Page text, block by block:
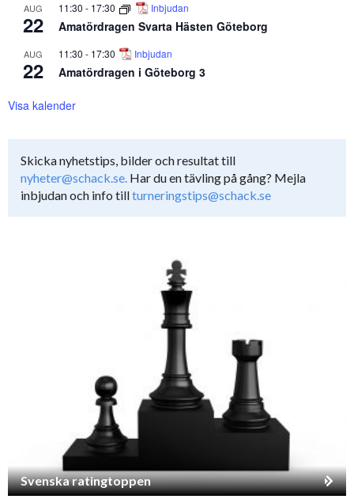
AUG
22
11:30 - 17:30 Inbjudan
Amatördragen Svarta Hästen Göteborg
AUG
22
11:30 - 17:30 Inbjudan
Amatördragen i Göteborg 3
Visa kalender
Skicka nyhetstips, bilder och resultat till
nyheter@schack.se. Har du en tävling på gång? Mejla
inbjudan och info tillturneringstips@schack.se
Svenska ratingtoppen